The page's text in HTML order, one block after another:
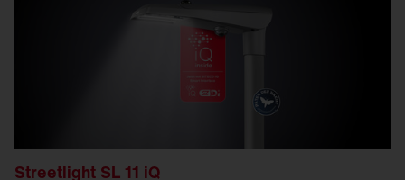
Streetlight SL 11 iQ